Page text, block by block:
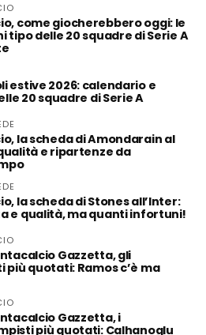
come giocherebbero oggi: le
tipo delle 20 squadre di Serie A
estive 2026: calendario e
20 squadre di Serie A
la scheda di Amondarain al
e ripartenze da
la scheda di Stones all’Inter:
e qualità, ma quanti infortuni!
Gazzetta, gli
quotati: Ramos c’è ma
Gazzetta, i
più quotati: Calhanoglu